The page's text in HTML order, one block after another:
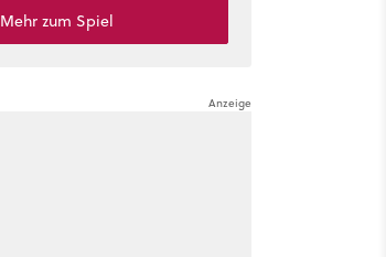
Mehr zum Spiel